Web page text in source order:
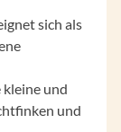
sich als
und
und